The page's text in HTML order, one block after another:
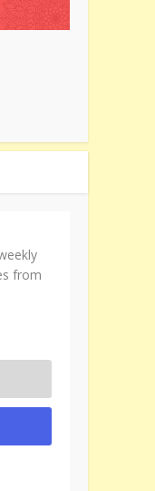
from